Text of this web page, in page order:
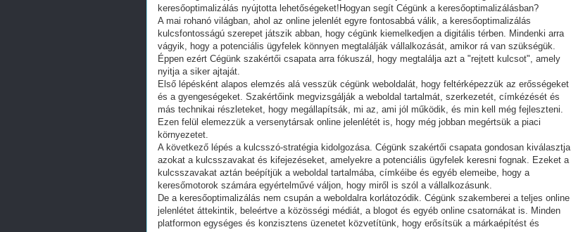
keresőoptimalizálás nyújtotta lehetőségeket!Hogyan segít Cégünk a keresőoptimalizálásban?
A mai rohanó világban, ahol az online jelenlét egyre fontosabbá válik, a keresőoptimalizálás
kulcsfontosságú szerepet játszik abban, hogy cégünk kiemelkedjen a digitális térben. Mindenki arra
vágyik, hogy a potenciális ügyfelek könnyen megtalálják vállalkozását, amikor rá van szükségük.
Éppen ezért Cégünk szakértői csapata arra fókuszál, hogy megtalálja azt a "rejtett kulcsot", amely
nyitja a siker ajtaját.
Első lépésként alapos elemzés alá vesszük cégünk weboldalát, hogy feltérképezzük az erősségeket
és a gyengeségeket. Szakértőink megvizsgálják a weboldal tartalmát, szerkezetét, címkézését és
más technikai részleteket, hogy megállapítsák, mi az, ami jól működik, és min kell még fejleszteni.
Ezen felül elemezzük a versenytársak online jelenlétét is, hogy még jobban megértsük a piaci
környezetet.
A következő lépés a kulcsszó-stratégia kidolgozása. Cégünk szakértői csapata gondosan kiválasztja
azokat a kulcsszavakat és kifejezéseket, amelyekre a potenciális ügyfelek keresni fognak. Ezeket a
kulcsszavakat aztán beépítjük a weboldal tartalmába, címkéibe és egyéb elemeibe, hogy a
keresőmotorok számára egyértelművé váljon, hogy miről is szól a vállalkozásunk.
De a keresőoptimalizálás nem csupán a weboldalra korlátozódik. Cégünk szakemberei a teljes online
jelenlétet áttekintik, beleértve a közösségi médiát, a blogot és egyéb online csatornákat is. Minden
platformon egységes és konzisztens üzenetet közvetítünk, hogy erősítsük a márkaépítést és